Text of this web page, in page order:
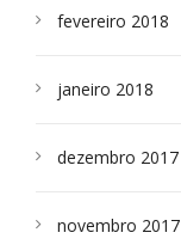
fevereiro 2018
janeiro 2018
dezembro 2017
novembro 2017